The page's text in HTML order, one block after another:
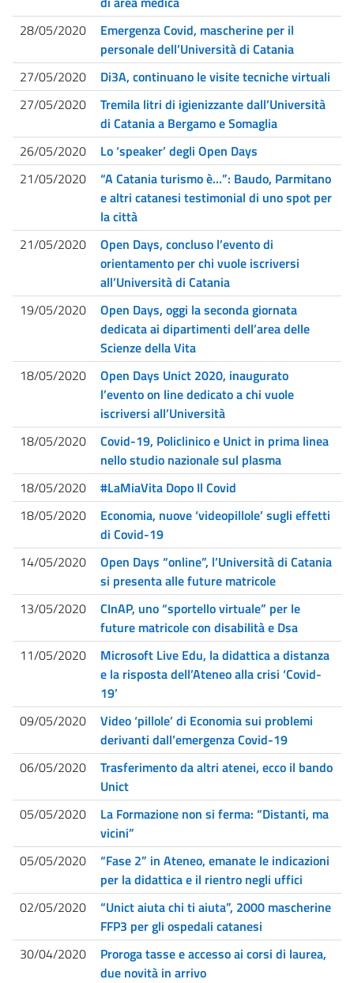
28/05/2020
Emergenza Covid, mascherine per il
personale dell’Università di Catania
27/05/2020
Di3A, continuano le visite tecniche virtuali
27/05/2020
Tremila litri di igienizzante dall’Università
di Catania a Bergamo e Somaglia
26/05/2020
Lo ‘speaker’ degli Open Days
21/05/2020
“A Catania turismo è…”: Baudo, Parmitano
e altri catanesi testimonial di uno spot per
la città
21/05/2020
Open Days, concluso l’evento di
orientamento per chi vuole iscriversi
all’Università di Catania
19/05/2020
Open Days, oggi la seconda giornata
dedicata ai dipartimenti dell’area delle
Scienze della Vita
18/05/2020
Open Days Unict 2020, inaugurato
l’evento on line dedicato a chi vuole
iscriversi all’Università
18/05/2020
Covid-19, Policlinico e Unict in prima linea
nello studio nazionale sul plasma
18/05/2020
#LaMiaVita Dopo Il Covid
18/05/2020
Economia, nuove ‘videopillole’ sugli effetti
di Covid-19
14/05/2020
Open Days “online”, l’Università di Catania
si presenta alle future matricole
13/05/2020
CInAP, uno “sportello virtuale” per le
future matricole con disabilità e Dsa
11/05/2020
Microsoft Live Edu, la didattica a distanza
e la risposta dell’Ateneo alla crisi ‘Covid-
19’
09/05/2020
Video ‘pillole’ di Economia sui problemi
derivanti dall’emergenza Covid-19
06/05/2020
Trasferimento da altri atenei, ecco il bando
Unict
05/05/2020
La Formazione non si ferma: “Distanti, ma
vicini”
05/05/2020
“Fase 2” in Ateneo, emanate le indicazioni
per la didattica e il rientro negli uffici
02/05/2020
“Unict aiuta chi ti aiuta”, 2000 mascherine
FFP3 per gli ospedali catanesi
30/04/2020
Proroga tasse e accesso ai corsi di laurea,
due novità in arrivo